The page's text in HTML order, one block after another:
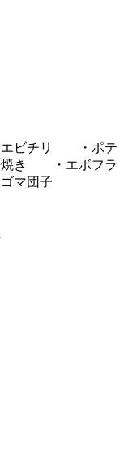
ビチリ ・ポテ
き ・エボフラ
団子